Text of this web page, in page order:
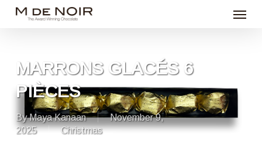
Skip
content
Menu
MARRONS GLACÉS 6
PIÈCES
By Maya Kanaan
November 9,
2025
Christmas